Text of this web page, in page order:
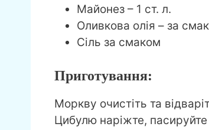
Майонез – 1 ст. л.
Оливкова олія – за
Сіль за смаком
Приготування:
Моркву очистіть та
Цибулю наріжте, пасируйте